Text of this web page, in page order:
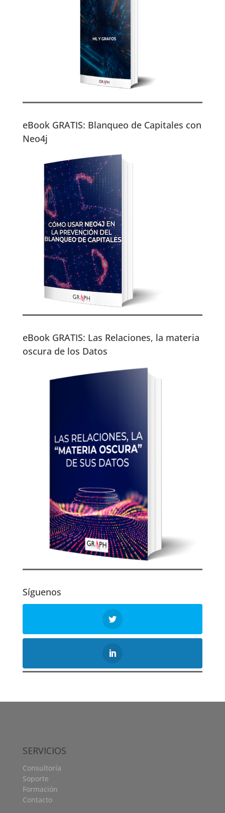
eBook GRATIS: Blanqueo de Capitales con
Neo4j
eBook GRATIS: Las Relaciones, la materia
oscura de los Datos
Síguenos
SERVICIOS
Consultoría
Soporte
Formación
Contacto